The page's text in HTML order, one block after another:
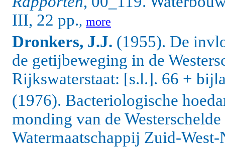
III, 22 pp., more
Dronkers, J.J. (1955). De
de getijbeweging in de
Rijkswaterstaat: [s.l.]. 66 +
(1976). Bacteriologische
monding van de
Watermaatschappij Zuid-